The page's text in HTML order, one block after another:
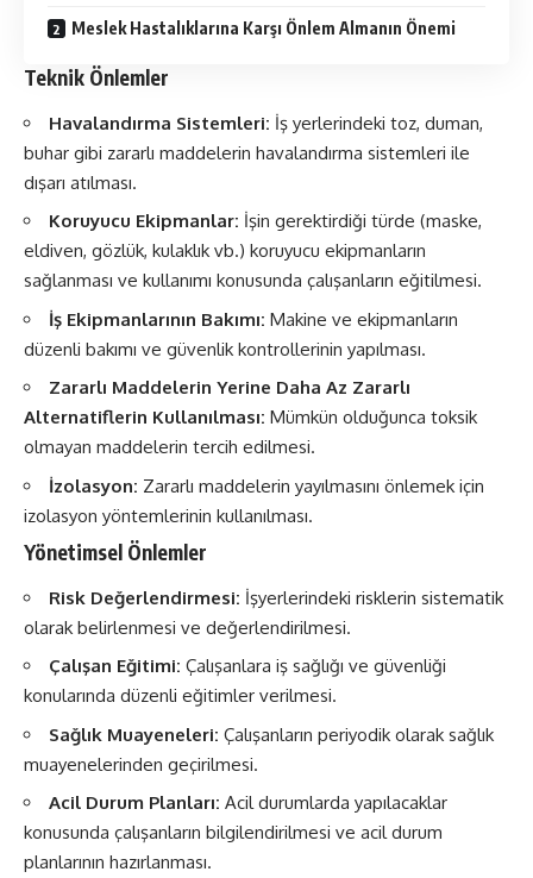
Meslek Hastalıklarına Karşı Önlem Almanın Önemi
Teknik Önlemler
Havalandırma Sistemleri: İş yerlerindeki toz, duman,
buhar gibi zararlı maddelerin havalandırma sistemleri ile
dışarı atılması.
Koruyucu Ekipmanlar: İşin gerektirdiği türde (maske,
eldiven, gözlük, kulaklık vb.) koruyucu ekipmanların
sağlanması ve kullanımı konusunda çalışanların eğitilmesi.
İş Ekipmanlarının Bakımı: Makine ve ekipmanların
düzenli bakımı ve güvenlik kontrollerinin yapılması.
Zararlı Maddelerin Yerine Daha Az Zararlı
Alternatiflerin Kullanılması: Mümkün olduğunca toksik
olmayan maddelerin tercih edilmesi.
İzolasyon: Zararlı maddelerin yayılmasını önlemek için
izolasyon yöntemlerinin kullanılması.
Yönetimsel Önlemler
Risk Değerlendirmesi: İşyerlerindeki risklerin sistematik
olarak belirlenmesi ve değerlendirilmesi.
Çalışan Eğitimi: Çalışanlara iş sağlığı ve güvenliği
konularında düzenli eğitimler verilmesi.
Sağlık Muayeneleri: Çalışanların periyodik olarak sağlık
muayenelerinden geçirilmesi.
Acil Durum Planları: Acil durumlarda yapılacaklar
konusunda çalışanların bilgilendirilmesi ve acil durum
planlarının hazırlanması.